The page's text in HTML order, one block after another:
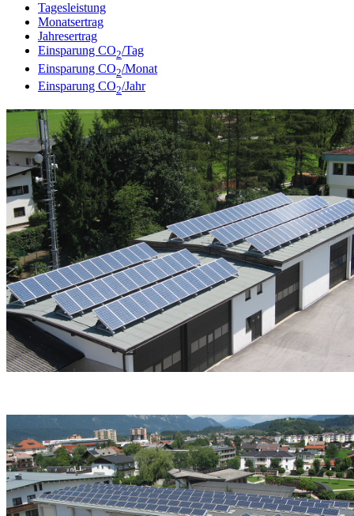
Tagesleistung
Monatsertrag
Jahresertrag
Einsparung CO2/Tag
Einsparung CO2/Monat
Einsparung CO2/Jahr